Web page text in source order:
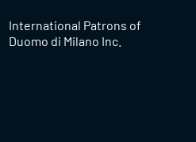
International Patrons of
Duomo di Milano Inc.